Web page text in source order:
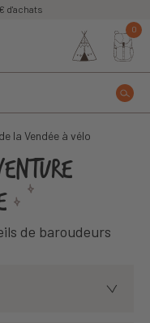
d'achats
0
la Vendée à vélo
de baroudeurs